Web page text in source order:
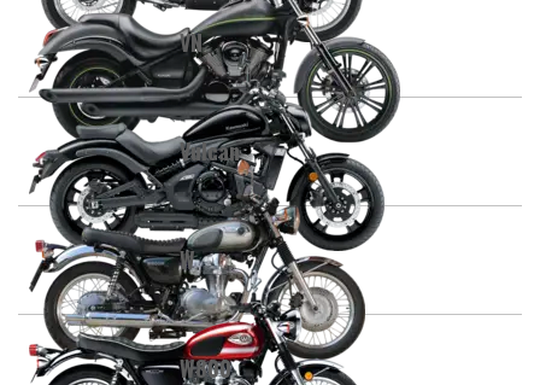
VN
Vulcan
W
W800